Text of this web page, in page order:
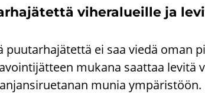
vi­he­ra­lueil­le ja
puu­tar­ha­jä­tet­tä ei saa viedä oman
mu­ka­na saat­taa le­vi­tä
munia